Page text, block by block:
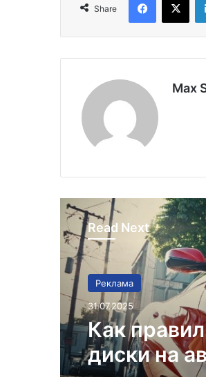
Share
Max
Read Next
Реклама
31.07.2025
Как
диски на